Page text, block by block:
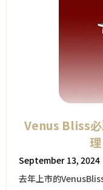
Venus Bliss必
September 13, 2024
去年上市的